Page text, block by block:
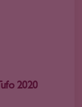
2020